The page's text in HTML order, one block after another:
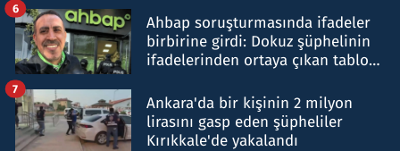
Ahbap soruşturmasında ifadeler
birbirine girdi: Dokuz şüphelinin
ifadelerinden ortaya çıkan tablo
6
Ankara'da bir kişinin 2 milyon
lirasını gasp eden şüpheliler
Kırıkkale'de yakalandı
7